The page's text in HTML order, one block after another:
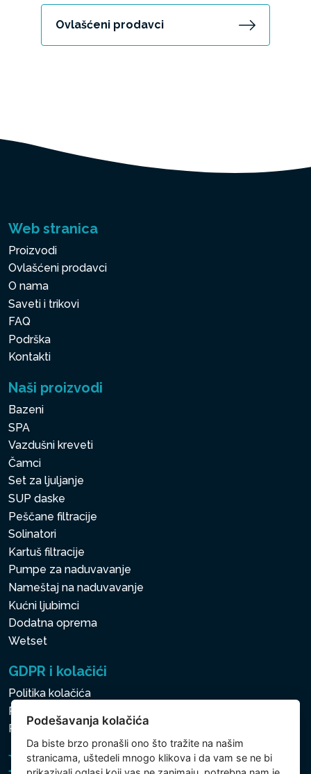
Ovlašćeni prodavci
Web stranica
Proizvodi
Ovlašćeni prodavci
O nama
Saveti i trikovi
FAQ
Podrška
Kontakti
Naši proizvodi
Bazeni
SPA
Vazdušni kreveti
Čamci
Set za ljuljanje
SUP daske
Peščane filtracije
Solinatori
Kartuš filtracije
Pumpe za naduvavanje
Nameštaj na naduvavanje
Kućni ljubimci
Dodatna oprema
Wetset
GDPR i kolačići
Politika kolačića
Politika zaštite ličnih i drugih obrađivanih podataka
Podešavanja kolačića
Podešavanja kolačića
Da biste brzo pronašli ono što tražite na našim
stranicama, uštedeli mnogo klikova i da vam se ne bi